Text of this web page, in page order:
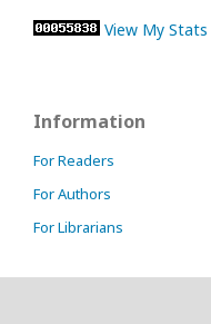
View My Stats
Information
For Readers
For Authors
For Librarians